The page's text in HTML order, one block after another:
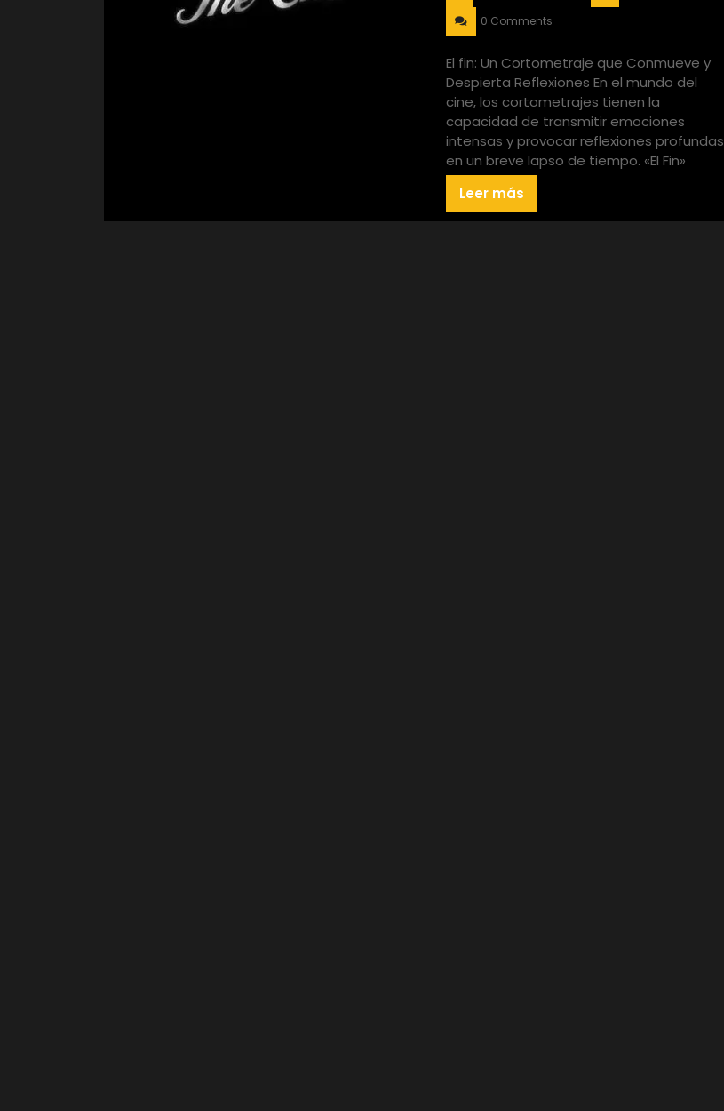
0 Comments
El fin: Un Cortometraje que Conmueve y
Despierta Reflexiones En el mundo del
cine, los cortometrajes tienen la
capacidad de transmitir emociones
intensas y provocar reflexiones profundas
en un breve lapso de tiempo. «El Fin»
Leer más